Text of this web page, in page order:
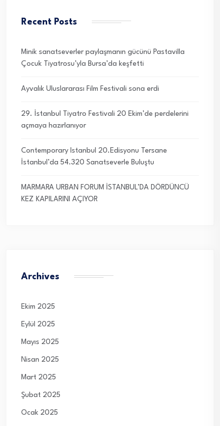
Recent Posts
Minik sanatseverler paylaşmanın gücünü Pastavilla
Çocuk Tiyatrosu’yla Bursa’da keşfetti
Ayvalık Uluslararası Film Festivali sona erdi
29. İstanbul Tiyatro Festivali 20 Ekim’de perdelerini
açmaya hazırlanıyor
Contemporary Istanbul 20.Edisyonu Tersane
İstanbul’da 54.320 Sanatseverle Buluştu
MARMARA URBAN FORUM İSTANBUL’DA DÖRDÜNCÜ
KEZ KAPILARINI AÇIYOR
Archives
Ekim 2025
Eylül 2025
Mayıs 2025
Nisan 2025
Mart 2025
Şubat 2025
Ocak 2025